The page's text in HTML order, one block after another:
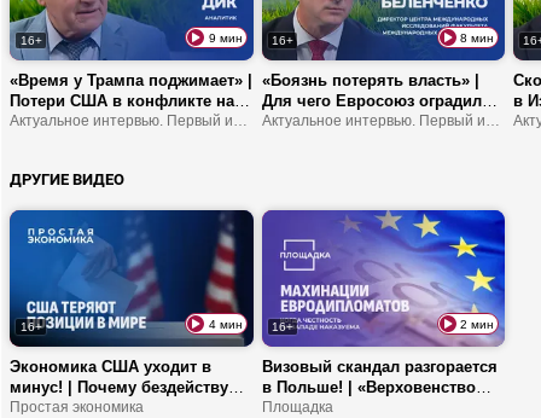
16+ 9 мин
«Время у Трампа поджимает» |
Потери США в конфликте на
Ближнем Востоке | Европа
16+ 8 мин
«Боязнь потерять власть» |
Для чего Евросоюз оградился
от Испании? | Чем обернулся
в
ДРУГИЕ ВИДЕО
16+ 4 мин
Экономика США уходит в
минус! | Почему бездействуют
власти? | Смогут ли исправить
Простая экономика
16+ 2 мин
Визовый скандал разгорается
в Польше! | «Верховенство
закона» в ЕС | Кто виноват в
Площадка